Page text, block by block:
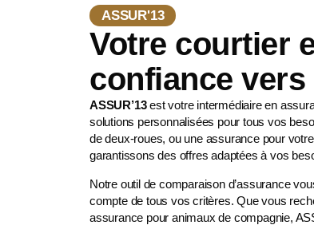
ASSUR'13
Votre courtier
confiance vers
ASSUR’13est votre intermédiaire en
solutions personnalisées pour tous vos
de deux-roues, ou une assurance pour
garantissons des offres adaptées à vos
Notre outil de comparaison d’assurance
compte de tous vos critères. Que vous
assurance pour animaux de compagnie,